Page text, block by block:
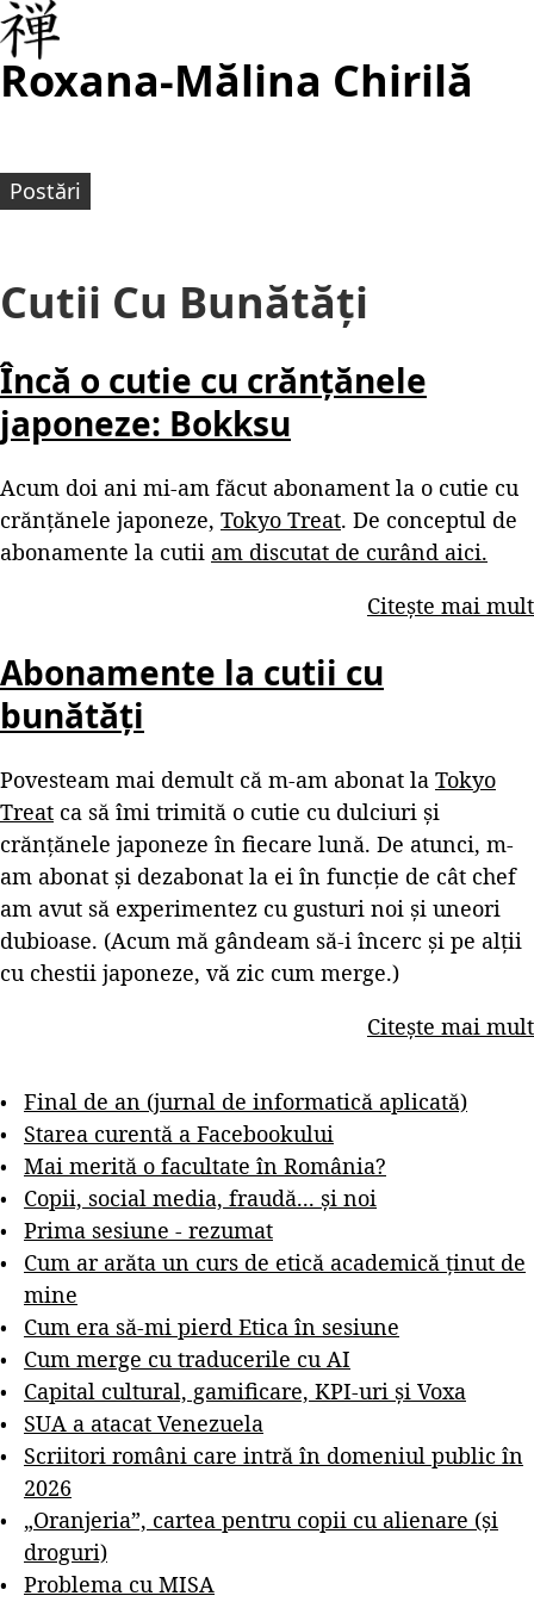
Roxana-Mălina Chirilă
Postări
Cutii Cu Bunătăți
Încă o cutie cu crănțănele
japoneze: Bokksu
Acum doi ani mi-am făcut abonament la o cutie cu
crănțănele japoneze, Tokyo Treat. De conceptul de
abonamente la cutii am discutat de curând aici.
Citește mai mult
Abonamente la cutii cu
bunătăți
Povesteam mai demult că m-am abonat la Tokyo
Treat ca să îmi trimită o cutie cu dulciuri și
crănțănele japoneze în fiecare lună. De atunci, m-
am abonat și dezabonat la ei în funcție de cât chef
am avut să experimentez cu gusturi noi și uneori
dubioase. (Acum mă gândeam să-i încerc și pe alții
cu chestii japoneze, vă zic cum merge.)
Citește mai mult
Final de an (jurnal de informatică aplicată)
Starea curentă a Facebookului
Mai merită o facultate în România?
Copii, social media, fraudă... și noi
Prima sesiune - rezumat
Cum ar arăta un curs de etică academică ținut de
mine
Cum era să-mi pierd Etica în sesiune
Cum merge cu traducerile cu AI
Capital cultural, gamificare, KPI-uri și Voxa
SUA a atacat Venezuela
Scriitori români care intră în domeniul public în
2026
„Oranjeria”, cartea pentru copii cu alienare (și
droguri)
Problema cu MISA